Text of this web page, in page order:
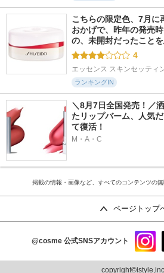
こちらの限定色、7月に
おかげで、昨年の発売
の、未開封だったこと
4
エッセンス スキンセッティ
ランキングIN
＼8月7日全国発売！／
たリップバーム、人気
て復活！
M・A・C
掲載の情報・画像など、すべてのコンテンツの無
ページトップ
@cosme 公式SNSアカウント
ram